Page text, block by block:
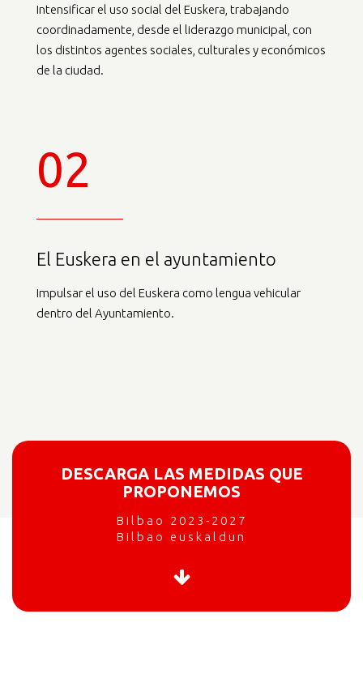
Intensificar el uso social del Euskera, trabajando
coordinadamente, desde el liderazgo municipal, con
los distintos agentes sociales, culturales y económicos
de la ciudad.
02
El Euskera en el ayuntamiento
Impulsar el uso del Euskera como lengua vehicular
dentro del Ayuntamiento.
DESCARGA LAS MEDIDAS QUE
PROPONEMOS
Bilbao 2023-2027
Bilbao euskaldun